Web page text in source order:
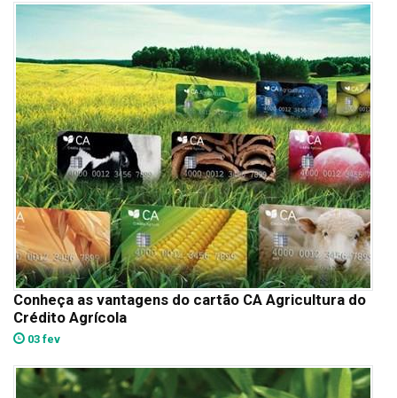
Conheça as vantagens do cartão CA Agricultura do
Crédito Agrícola
03 fev